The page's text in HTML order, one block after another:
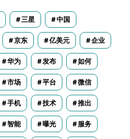
三星 中国
京东 亿美元 企业
华为 发布 如何
市场 平台 微信
手机 技术 推出
智能 曝光 服务